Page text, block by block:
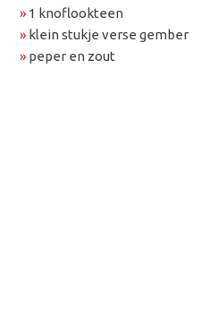
» 1 knoflookteen
» klein stukje verse gember
» peper en zout